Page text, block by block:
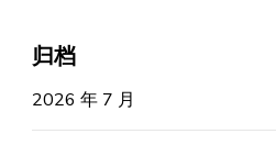
归档
2026 年 7 月